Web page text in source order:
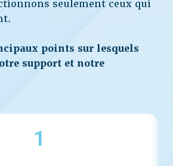
seulement ceux qui
points sur lesquels
support et notre
1